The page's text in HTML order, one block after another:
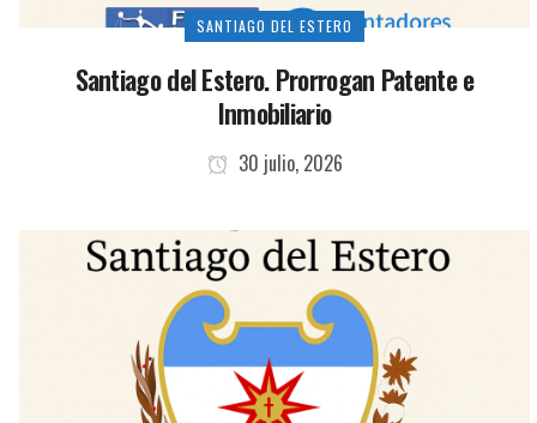
SANTIAGO DEL ESTERO
Santiago del Estero. Prorrogan Patente e
Inmobiliario
30 julio, 2026